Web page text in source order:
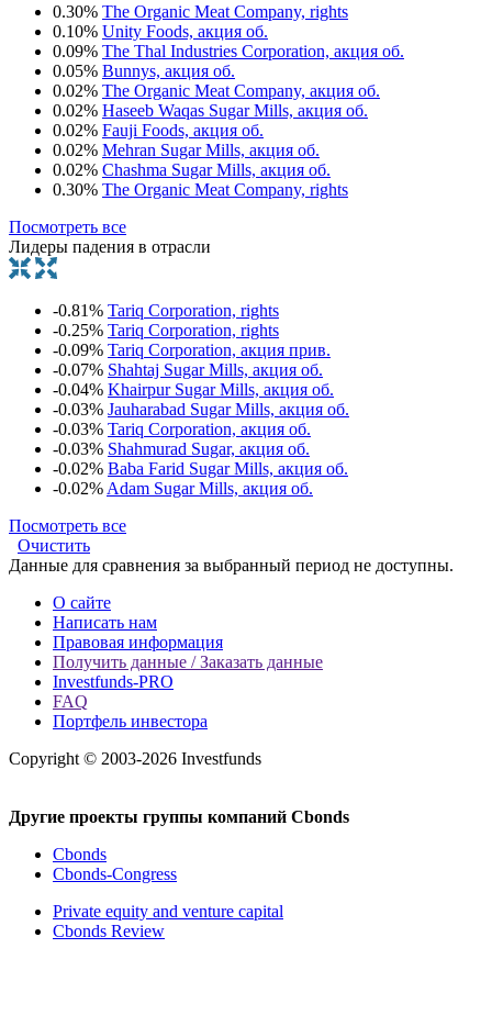
0.30% The Organic Meat Company, rights
0.10% Unity Foods, акция об.
0.09% The Thal Industries Corporation, акция об.
0.05% Bunnys, акция об.
0.02% The Organic Meat Company, акция об.
0.02% Haseeb Waqas Sugar Mills, акция об.
0.02% Fauji Foods, акция об.
0.02% Mehran Sugar Mills, акция об.
0.02% Chashma Sugar Mills, акция об.
0.30% The Organic Meat Company, rights
Посмотреть все
Лидеры падения в отрасли
-0.81% Tariq Corporation, rights
-0.25% Tariq Corporation, rights
-0.09% Tariq Corporation, акция прив.
-0.07% Shahtaj Sugar Mills, акция об.
-0.04% Khairpur Sugar Mills, акция об.
-0.03% Jauharabad Sugar Mills, акция об.
-0.03% Tariq Corporation, акция об.
-0.03% Shahmurad Sugar, акция об.
-0.02% Baba Farid Sugar Mills, акция об.
-0.02% Adam Sugar Mills, акция об.
Посмотреть все
Очистить
Данные для сравнения за выбранный период не доступны.
О сайте
Написать нам
Правовая информация
Получить данные / Заказать данные
Investfunds-PRO
FAQ
Портфель инвестора
Copyright © 2003-2026 Investfunds
Другие проекты группы компаний Cbonds
Cbonds
Cbonds-Congress
Private equity and venture capital
Cbonds Review